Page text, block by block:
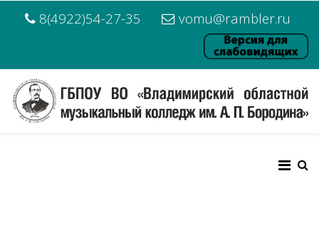
8(4922)54-27-35 vomu@rambler.ru